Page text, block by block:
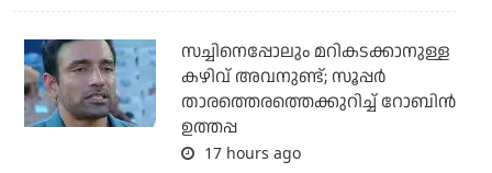
സച്ചിനെപ്പോലും മറികടക്കാനുള്ള
കഴിവ് അവനുണ്ട്; സൂപ്പര്‍
താരത്തെരത്തെക്കുറിച്ച് റോബിന്‍
ഉത്തപ്പ
17 hours ago